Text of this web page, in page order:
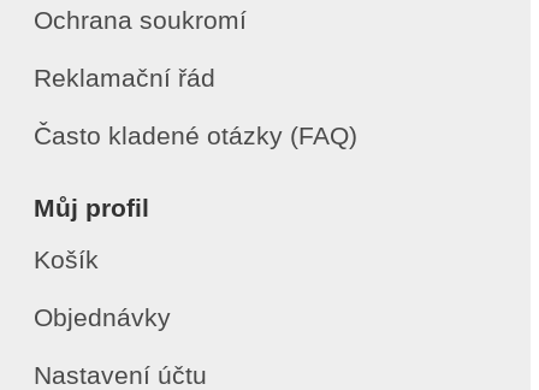
Ochrana soukromí
Reklamační řád
Často kladené otázky (FAQ)
Můj profil
Košík
Objednávky
Nastavení účtu